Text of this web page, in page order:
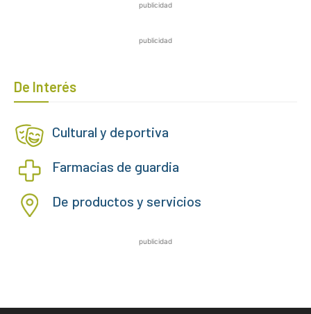
publicidad
publicidad
De Interés
Cultural y deportiva
Farmacias de guardia
De productos y servicios
publicidad